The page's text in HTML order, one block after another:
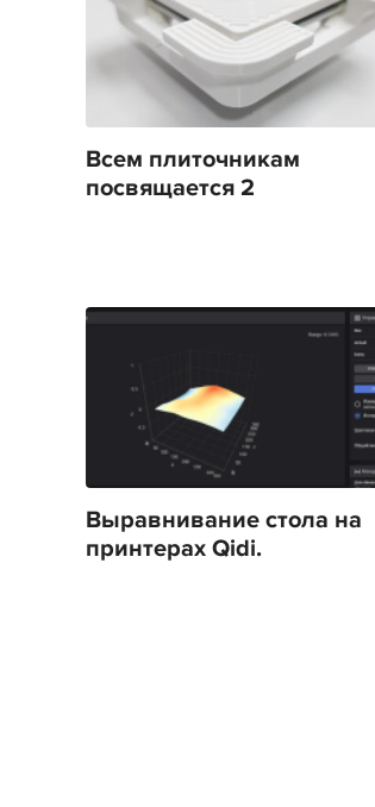
Всем плиточникам
посвящается 2
Выравнивание стола на
принтерах Qidi.